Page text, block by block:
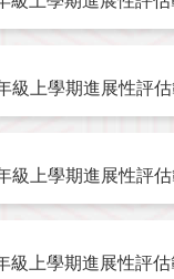
級上學期進展性評估
級上學期進展性評估
級上學期進展性評估